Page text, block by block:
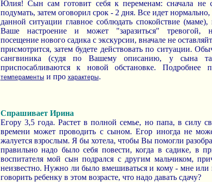
Юлия! Сын сам готовит себя к переменам: сначала не
подумать, затем оговорил срок - 2 дня. Все идет
данной ситуации главное соблюдать спокойствие
Ваше настроение и может "заразиться" тревогой,
посещение нового садика с экскурсии, вначале не
присмотрится, затем будете действовать по ситуации.
сангвиника (судя по Вашему описанию, у сына
приспосабливаются к новой обстановке. Подробнее
темпераменты и про характеры.
Спрашивает Ирина
Егору 3,5 года. Растет в полной семье, но папа, в силу
времени может проводить с сыном. Егор иногда не
жалуется взрослым. Я бы хотела, чтобы Вы помогли
правильно надо было себя повести, когда в садике, в
воспитателя мой сын подрался с другим мальчиком,
неизвестно. Нужно ли было вмешиваться и кому - мне
говорить ребенку в этом возрасте, что надо давать сдачу?